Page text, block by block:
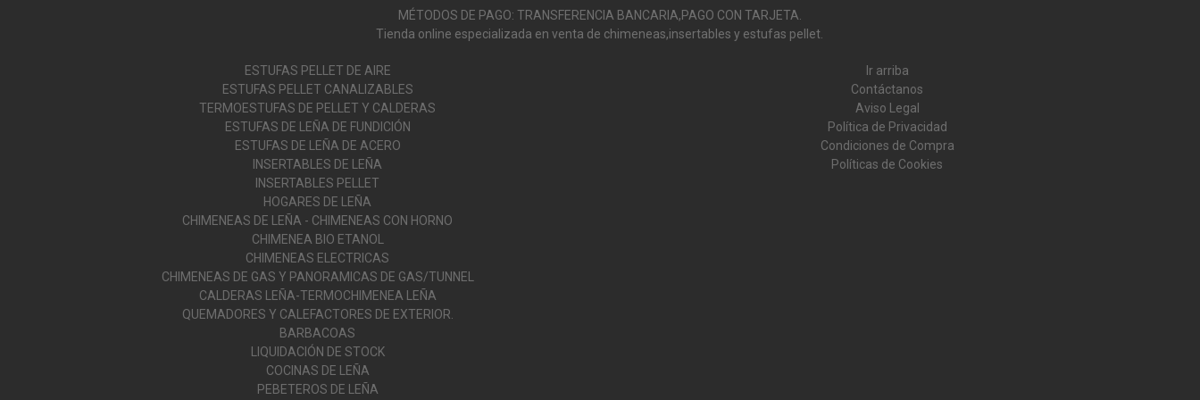
MÉTODOS DE PAGO: TRANSFERENCIA BANCARIA,PAGO CON TARJETA.
Tienda online especializada en venta de chimeneas,insertables y estufas pellet.
ESTUFAS PELLET DE AIRE
ESTUFAS PELLET CANALIZABLES
TERMOESTUFAS DE PELLET Y CALDERAS
ESTUFAS DE LEÑA DE FUNDICIÓN
ESTUFAS DE LEÑA DE ACERO
INSERTABLES DE LEÑA
INSERTABLES PELLET
HOGARES DE LEÑA
CHIMENEAS DE LEÑA - CHIMENEAS CON HORNO
CHIMENEA BIO ETANOL
CHIMENEAS ELECTRICAS
CHIMENEAS DE GAS Y PANORAMICAS DE GAS/TUNNEL
CALDERAS LEÑA-TERMOCHIMENEA LEÑA
QUEMADORES Y CALEFACTORES DE EXTERIOR.
BARBACOAS
LIQUIDACIÓN DE STOCK
COCINAS DE LEÑA
PEBETEROS DE LEÑA
Ir arriba
Contáctanos
Aviso Legal
Política de Privacidad
Condiciones de Compra
Políticas de Cookies